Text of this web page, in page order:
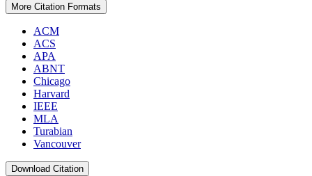
More Citation Formats
ACM
ACS
APA
ABNT
Chicago
Harvard
IEEE
MLA
Turabian
Vancouver
Download Citation